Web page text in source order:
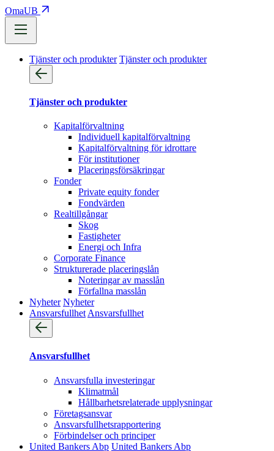
OmaUB
Tjänster och produkter Tjänster och produkter
Tjänster och produkter
Kapitalförvaltning
Individuell kapitalförvaltning
Kapitalförvaltning för idrottare
För institutioner
Placeringsförsäkringar
Fonder
Private equity fonder
Fondvärden
Realtillgångar
Skog
Fastigheter
Energi och Infra
Corporate Finance
Strukturerade placeringslån
Noteringar av masslån
Förfallna masslån
Nyheter Nyheter
Ansvarsfullhet Ansvarsfullhet
Ansvarsfullhet
Ansvarsfulla investeringar
Klimatmål
Hållbarhetsrelaterade upplysningar
Företagsansvar
Ansvarsfullhets­rapportering
Förbindelser och principer
United Bankers Abp United Bankers Abp